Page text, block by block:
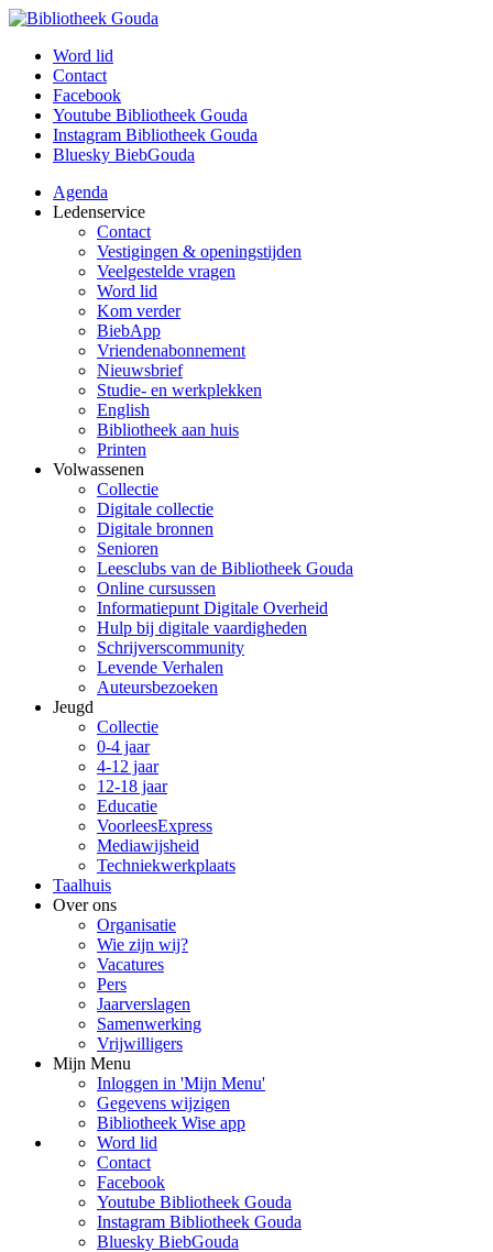
Word lid
Contact
Facebook
Youtube Bibliotheek Gouda
Instagram Bibliotheek Gouda
Bluesky BiebGouda
Agenda
Ledenservice
Contact
Vestigingen & openingstijden
Veelgestelde vragen
Word lid
Kom verder
BiebApp
Vriendenabonnement
Nieuwsbrief
Studie- en werkplekken
English
Bibliotheek aan huis
Printen
Volwassenen
Collectie
Digitale collectie
Digitale bronnen
Senioren
Leesclubs van de Bibliotheek Gouda
Online cursussen
Informatiepunt Digitale Overheid
Hulp bij digitale vaardigheden
Schrijverscommunity
Levende Verhalen
Auteursbezoeken
Jeugd
Collectie
0-4 jaar
4-12 jaar
12-18 jaar
Educatie
VoorleesExpress
Mediawijsheid
Techniekwerkplaats
Taalhuis
Over ons
Organisatie
Wie zijn wij?
Vacatures
Pers
Jaarverslagen
Samenwerking
Vrijwilligers
Mijn Menu
Inloggen in 'Mijn Menu'
Gegevens wijzigen
Bibliotheek Wise app
Word lid
Contact
Facebook
Youtube Bibliotheek Gouda
Instagram Bibliotheek Gouda
Bluesky BiebGouda